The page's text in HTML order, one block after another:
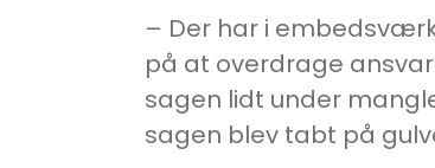
– Der har i
på at overdrage
sagen lidt under
sagen blev tabt på